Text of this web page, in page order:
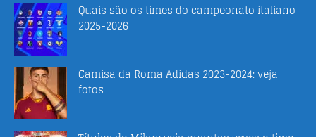
Quais são os times do campeonato italiano
2025-2026
Camisa da Roma Adidas 2023-2024: veja
fotos